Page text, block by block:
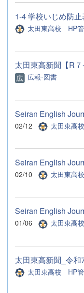
1-4 学校いじめ防
太田東高校 HP
太田東高新聞【R
広報-図書
Seiran English
02/12 太田東高
Seiran English
02/10 太田東高
Seiran English
01/06 太田東高
太田東高新聞_令
太田東高校 HP